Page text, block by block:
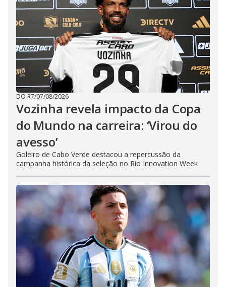
DO R7/07/08/2026
Vozinha revela impacto da Copa
do Mundo na carreira: ‘Virou do
avesso’
Goleiro de Cabo Verde destacou a repercussão da
campanha histórica da seleção no Rio Innovation Week